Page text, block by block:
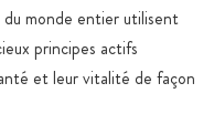
du monde entier utilisent
principes actifs
et leur vitalité de façon